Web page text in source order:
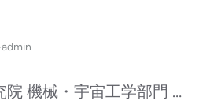
院 機械・宇宙工学部門 …